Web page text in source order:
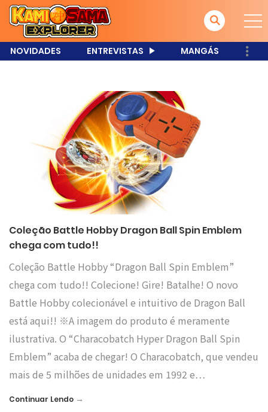
NOVIDADES ENTREVISTAS MANGÁS
Coleção Battle Hobby Dragon Ball Spin Emblem
chega com tudo!!
Coleção Battle Hobby “Dragon Ball Spin Emblem”
chega com tudo!! Colecione! Gire! Batalhe! O novo
Battle Hobby colecionável e intuitivo de Dragon Ball
está aqui!! ※A imagem do produto é meramente
ilustrativa. O “Characobatch Hyper Dragon Ball Spin
Emblem” acaba de chegar! O Characobatch, que vendeu
mais de 5 milhões de unidades em 1992 e…
Continuar Lendo →